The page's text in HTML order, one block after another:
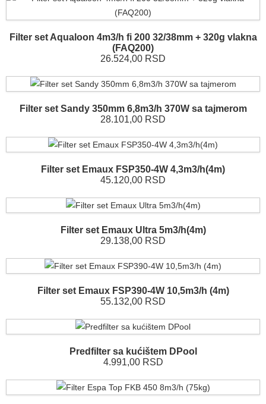
Filter set Aqualoon 4m3/h fi 200 32/38mm + 320g vlakna
(FAQ200)
26.524,00 RSD
Filter set Sandy 350mm 6,8m3/h 370W sa tajmerom
28.101,00 RSD
Filter set Emaux FSP350-4W 4,3m3/h(4m)
45.120,00 RSD
Filter set Emaux Ultra 5m3/h(4m)
29.138,00 RSD
Filter set Emaux FSP390-4W 10,5m3/h (4m)
55.132,00 RSD
Predfilter sa kućištem DPool
4.991,00 RSD